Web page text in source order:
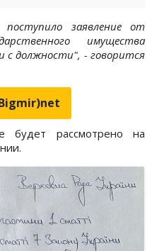
заявление от
имущества
с должности", - говорится
будет рассмотрено на